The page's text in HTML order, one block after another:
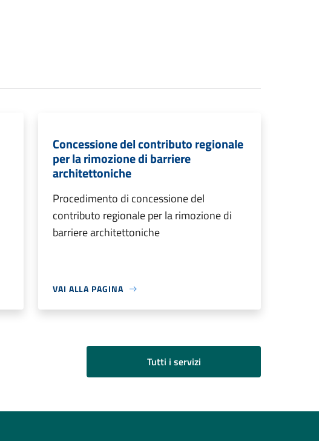
Concessione del contributo regionale
per la rimozione di barriere
architettoniche
Procedimento di concessione del
contributo regionale per la rimozione di
barriere architettoniche
VAI ALLA PAGINA
Tutti i servizi